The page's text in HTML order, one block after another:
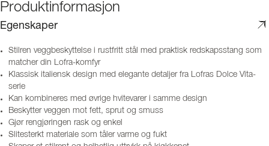
Produktinformasjon
Egenskaper
Stilren veggbeskyttelse i rustfritt stål med praktisk redskapsstang som
matcher din Lofra-komfyr
Klassisk italiensk design med elegante detaljer fra Lofras Dolce Vita-
serie
Kan kombineres med øvrige hvitevarer i samme design
Beskytter veggen mot fett, sprut og smuss
Gjør rengjøringen rask og enkel
Slitesterkt materiale som tåler varme og fukt